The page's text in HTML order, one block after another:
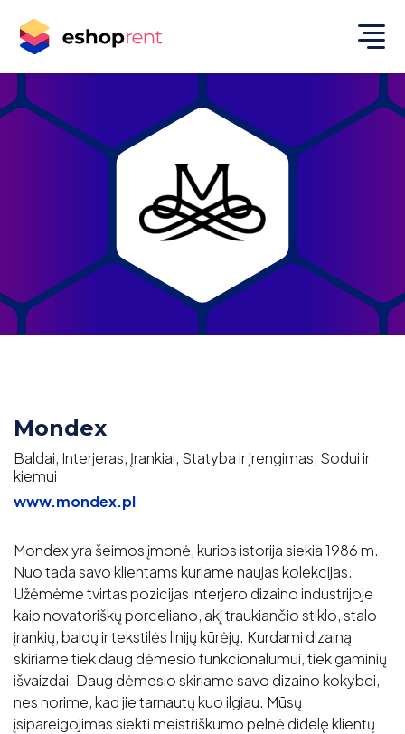
Mondex
Baldai, Interjeras, Įrankiai, Statyba ir įrengimas, Sodui ir
kiemui
www.mondex.pl
Mondex yra šeimos įmonė, kurios istorija siekia 1986 m.
Nuo tada savo klientams kuriame naujas kolekcijas.
Užėmėme tvirtas pozicijas interjero dizaino industrijoje
kaip novatoriškų porceliano, akį traukiančio stiklo, stalo
įrankių, baldų ir tekstilės linijų kūrėjų. Kurdami dizainą
skiriame tiek daug dėmesio funkcionalumui, tiek gaminių
išvaizdai. Daug dėmesio skiriame savo dizaino kokybei,
nes norime, kad jie tarnautų kuo ilgiau. Mūsų
įsipareigojimas siekti meistriškumo pelnė didelę klientų